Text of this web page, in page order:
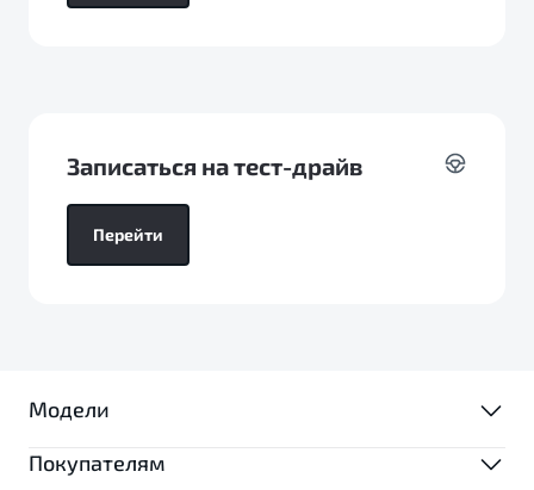
Записаться на тест-драйв
Перейти
Модели
МОДЕЛИ
Покупателям